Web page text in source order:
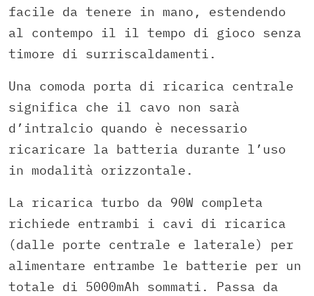
facile da tenere in mano, estendendo
al contempo il il tempo di gioco senza
timore di surriscaldamenti.
Una comoda porta di ricarica centrale
significa che il cavo non sarà
d’intralcio quando è necessario
ricaricare la batteria durante l’uso
in modalità orizzontale.
La ricarica turbo da 90W completa
richiede entrambi i cavi di ricarica
(dalle porte centrale e laterale) per
alimentare entrambe le batterie per un
totale di 5000mAh sommati. Passa da